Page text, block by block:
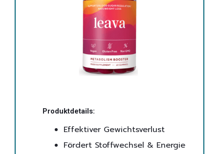
Produktdetails:
Effektiver Gewichtsverlust
Fördert Stoffwechsel & Energie